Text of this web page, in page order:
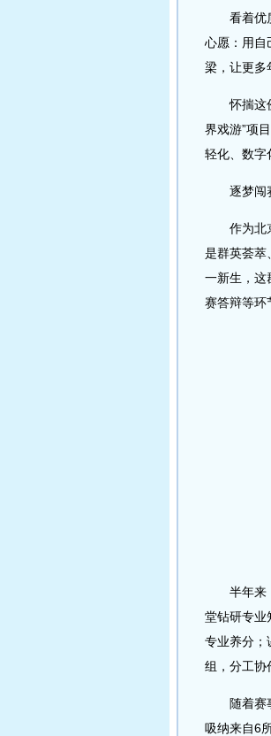
看着优质
心愿：用自
梁，让更多
怀揣这份
界戏游”项
轻化、数字
逐梦闯赛
作为北京
是群英荟萃
一新生，这
赛答辩等环
半年来，
堂钻研专业
专业养分；
组，分工协
随着赛事
吸纳来自6